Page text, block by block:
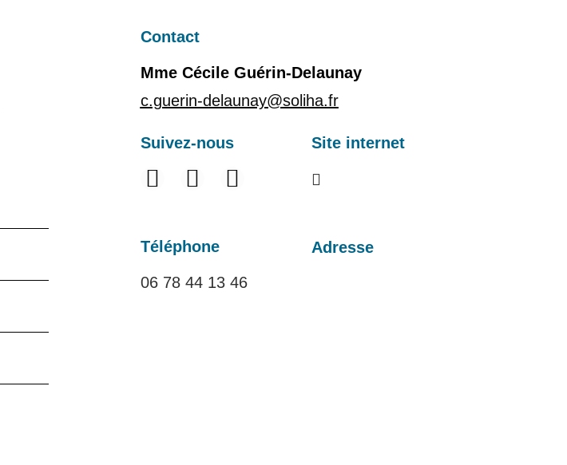
Contact
Mme Cécile Guérin-Delaunay
c.guerin-delaunay@soliha.fr
Suivez-nous
Téléphone
06 78 44 13 46
Site internet
Adresse